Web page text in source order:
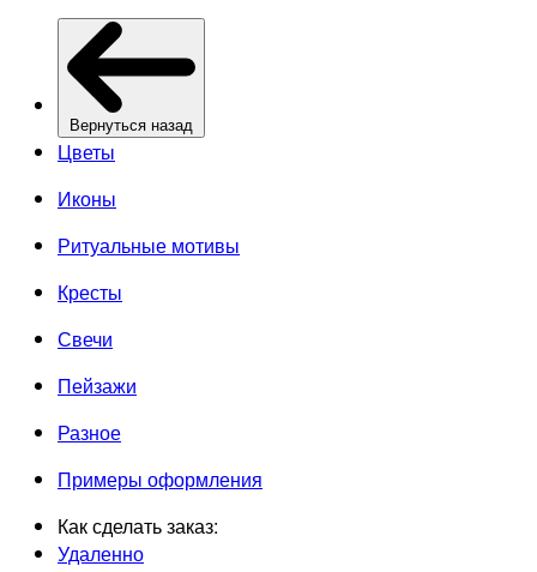
Вернуться назад
Цветы
Иконы
Ритуальные мотивы
Кресты
Свечи
Пейзажи
Разное
Примеры оформления
Как сделать заказ:
Удаленно